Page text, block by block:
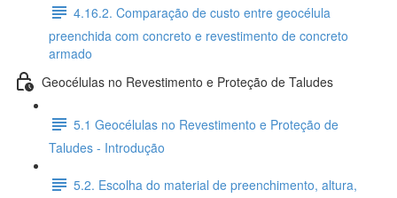
4.16.2. Comparação de custo entre geocélula
preenchida com concreto e revestimento de concreto
armado
Geocélulas no Revestimento e Proteção de Taludes
5.1 Geocélulas no Revestimento e Proteção de
Taludes - Introdução
5.2. Escolha do material de preenchimento, altura,